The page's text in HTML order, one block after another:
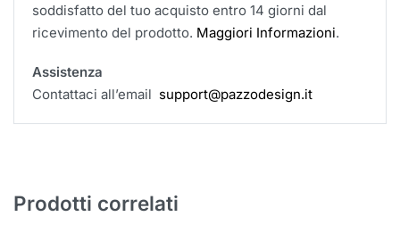
soddisfatto del tuo acquisto entro 14 giorni dal
ricevimento del prodotto. Maggiori Informazioni.
Assistenza
Contattaci all’email support@pazzodesign.it
Prodotti correlati